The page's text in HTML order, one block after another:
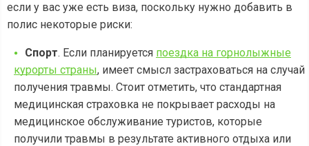
если у вас уже есть виза, поскольку нужно добавить в
полис некоторые риски:
Спорт. Если планируется поездка на горнолыжные
курорты страны, имеет смысл застраховаться на случай
получения травмы. Стоит отметить, что стандартная
медицинская страховка не покрывает расходы на
медицинское обслуживание туристов, которые
получили травмы в результате активного отдыха или